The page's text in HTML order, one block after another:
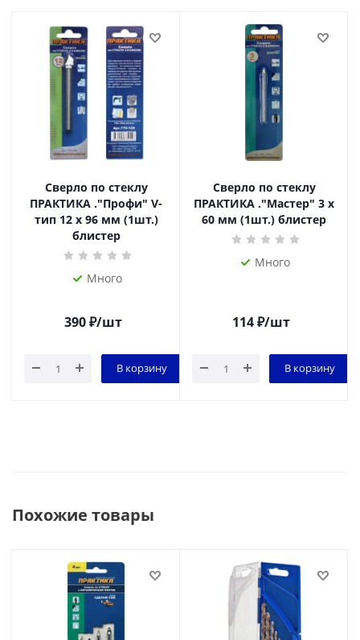
Сверло по стеклу
ПРАКТИКА ."Профи" V-
тип 12 х 96 мм (1шт.)
блистер
Много
390₽/шт
В корзину
Сверло по стеклу
ПРАКТИКА ."Мастер" 3 х
60 мм (1шт.) блистер
Много
114₽/шт
В корзину
Похожие товары